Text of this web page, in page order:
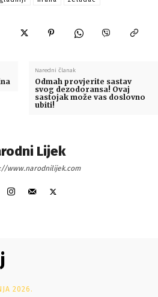
Naredni članak
Odmah provjerite sastav
svog dezodoransa! Ovaj
sastojak može vas doslovno
ubiti!
Lijek
www.narodnilijek.com
2026.